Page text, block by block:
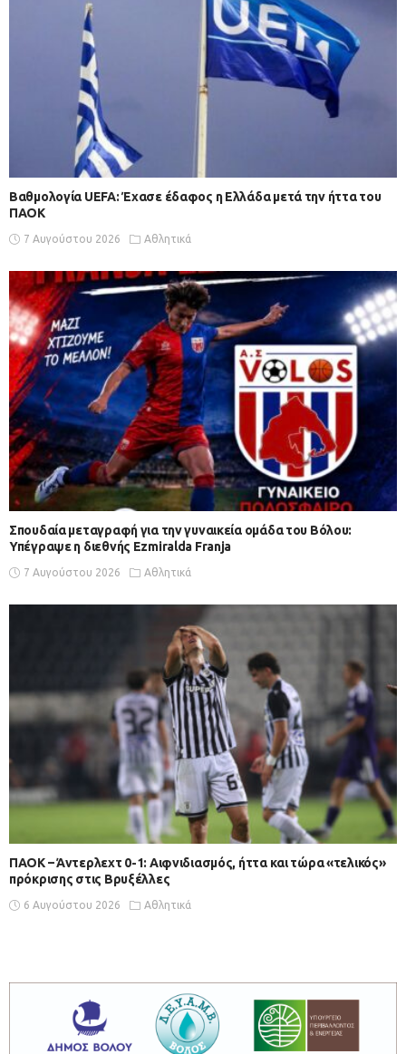
Βαθμολογία UEFA: Έχασε έδαφος η Ελλάδα μετά την ήττα του
ΠΑΟΚ
7 Αυγούστου 2026 Αθλητικά
Σπουδαία μεταγραφή για την γυναικεία ομάδα του Βόλου:
Υπέγραψε η διεθνής Ezmiralda Franja
7 Αυγούστου 2026 Αθλητικά
ΠΑΟΚ – Άντερλεχτ 0-1: Αιφνιδιασμός, ήττα και τώρα «τελικός»
πρόκρισης στις Βρυξέλλες
6 Αυγούστου 2026 Αθλητικά